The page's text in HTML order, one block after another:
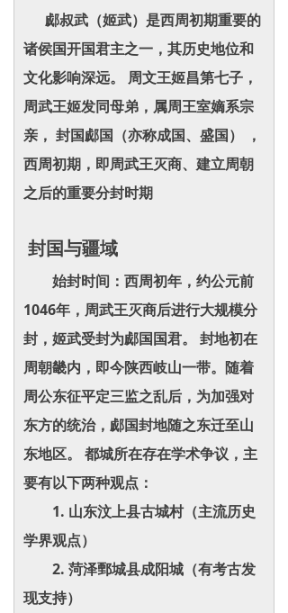
郕叔武（姬武）是西周初期重要的
诸侯国开国君主之一，其历史地位和
文化影响深远。 周文王姬昌第七子，
周武王姬发同母弟，属周王室嫡系宗
亲， 封国郕国（亦称成国、盛国） ，
西周初期，即周武王灭商、建立周朝
之后的重要分封时期
封国与疆域
始封时间：西周初年，约公元前
1046年，周武王灭商后进行大规模分
封，姬武受封为郕国国君。 封地初在
周朝畿内，即今陕西岐山一带。随着
周公东征平定三监之乱后，为加强对
东方的统治，郕国封地随之东迁至山
东地区。 都城所在存在学术争议，主
要有以下两种观点：
1. 山东汶上县古城村（主流历史
学界观点）
2. 菏泽鄄城县成阳城（有考古发
现支持）